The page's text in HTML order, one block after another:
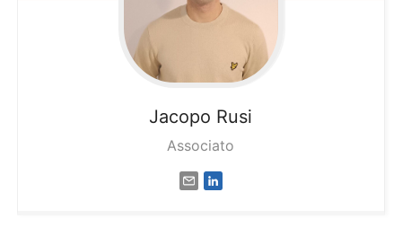
Jacopo Rusi
Associato